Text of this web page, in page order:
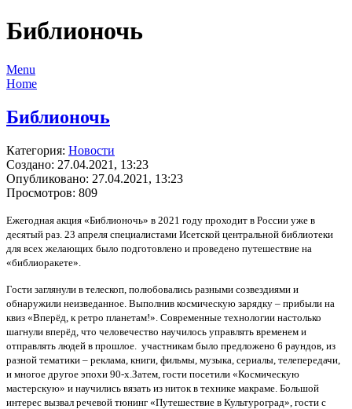
Библионочь
Menu
Home
Библионочь
Категория: Новости
Создано: 27.04.2021, 13:23
Опубликовано: 27.04.2021, 13:23
Просмотров: 809
Ежегодная акция «Библионочь» в 2021 году проходит в России уже в
десятый раз. 23 апреля специалистами Исетской центральной библиотеки
для всех желающих было подготовлено и проведено путешествие на
«библиоракете».
Гости заглянули в телескоп, полюбовались разными созвездиями и
обнаружили неизведанное. Выполнив космическую зарядку – прибыли на
квиз «Вперёд, к ретро планетам!». Современные технологии настолько
шагнули вперёд, что человечество научилось управлять временем и
отправлять людей в прошлое. участникам было предложено 6 раундов, из
разной тематики – реклама, книги, фильмы, музыка, сериалы, телепередачи,
и многое другое эпохи 90-х.Затем, гости посетили «Космическую
мастерскую» и научились вязать из ниток в технике макраме. Большой
интерес вызвал речевой тюнинг «Путешествие в Культуроград», гости с